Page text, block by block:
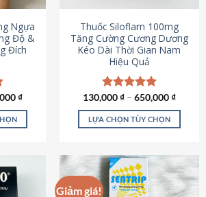
được
chọn
trên
trang
sản
phẩm
Ngựa
Độ &
Đích
₫
Thuốc Siloflam 100mg
Tăng Cường Cương Dương
Kéo Dài Thời Gian Nam
Hiệu Quả
Được xếp
hạng5.00
5 sao
130,000₫ – 650,000₫
LỰA CHỌN TÙY CHỌN
này
có
nhiều
Giảm giá!